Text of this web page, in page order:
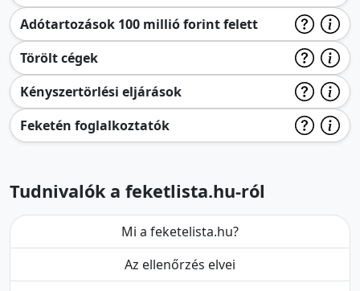
Adótartozások 100 millió forint felett
Törölt cégek
Kényszertörlési eljárások
Feketén foglalkoztatók
Tudnivalók a feketlista.hu-ról
Mi a feketelista.hu?
Az ellenőrzés elvei